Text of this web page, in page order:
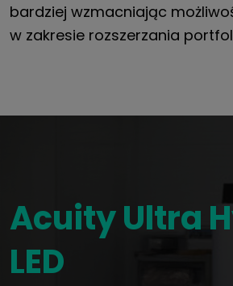
bardziej wzmacniając
w zakresie rozszerzania
Acuity Ultra
LED